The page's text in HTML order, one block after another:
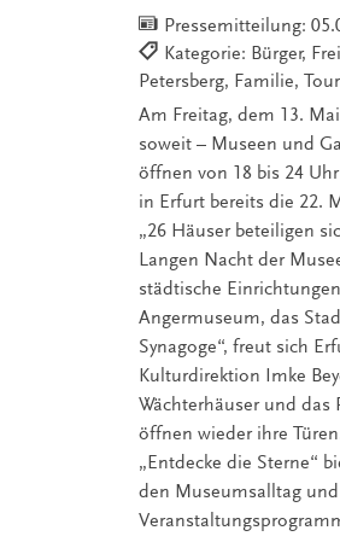
Pressemitteilung:
Kategorie: Bürger,
Petersberg, Familie,
Am Freitag, dem 13.
soweit – Museen und
öffnen von 18 bis 24
in Erfurt bereits die 22.
„26 Häuser beteiligen
Langen Nacht der
städtische
Angermuseum, das
Synagoge“, freut sich
Kulturdirektion Imke
Wächterhäuser und
öffnen wieder ihre
„Entdecke die Sterne“
den Museumsalltag